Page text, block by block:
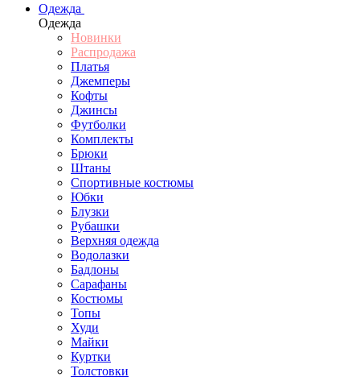
Одежда
Одежда
Новинки
Распродажа
Платья
Джемперы
Кофты
Джинсы
Футболки
Комплекты
Брюки
Штаны
Спортивные костюмы
Юбки
Блузки
Рубашки
Верхняя одежда
Водолазки
Бадлоны
Сарафаны
Костюмы
Топы
Худи
Майки
Куртки
Толстовки